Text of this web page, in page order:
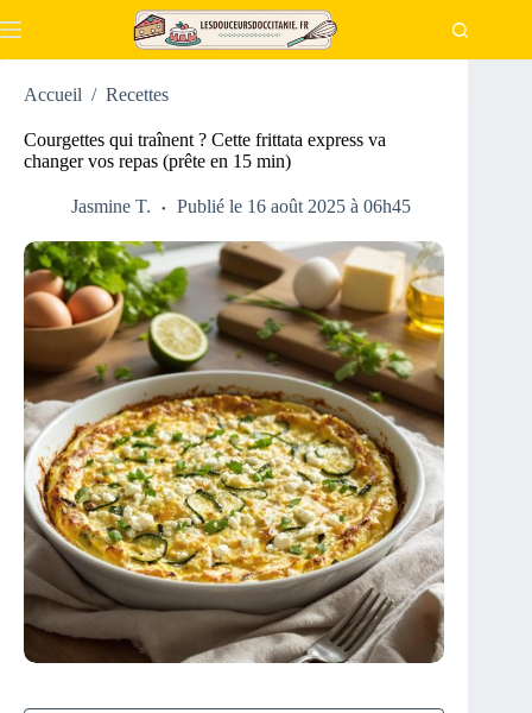
au
Accueil / Recettes
Courgettes qui traînent ? Cette frittata express va
changer vos repas (prête en 15 min)
Jasmine T. Publié le 16 août 2025 à 06h45